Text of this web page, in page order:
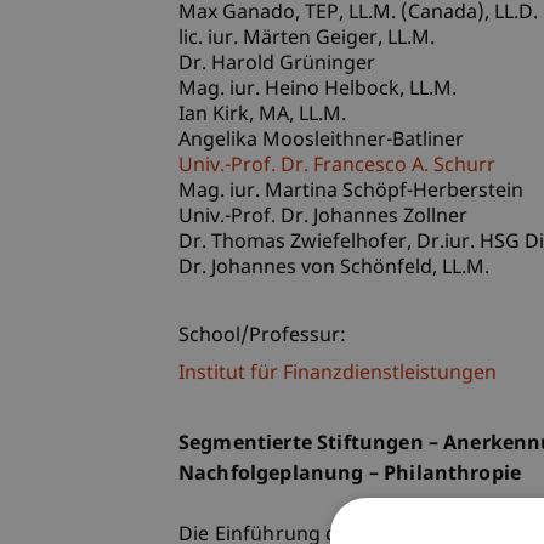
Max Ganado TEP, LL.M. (Canada),
lic. iur. Märten Geiger LL.M.
Dr. Harold Grüninger
Mag. iur. Heino Helbock LL.M.
Ian Kirk MA, LL.M.
Angelika Moosleithner-Batliner
Univ.-Prof. Dr. Francesco A. Schurr
Mag. iur. Martina Schöpf-Herberstein
Univ.-Prof. Dr. Johannes Zollner
Dr. Thomas Zwiefelhofer Dr.iur. HSG
Dr. Johannes von Schönfeld LL.M.
School/Professur:
Institut für Finanzdienstleistungen
Segmentierte Stiftungen –
Nachfolgeplanung – Philanthropie
Die Einführung der